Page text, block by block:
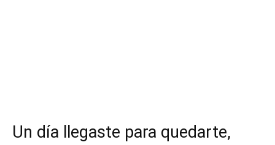
Un día llegaste para quedarte,